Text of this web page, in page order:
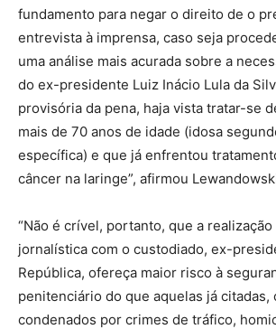
fundamento para negar o direito de o
entrevista à imprensa, caso seja
uma análise mais acurada sobre a
do ex-presidente Luiz Inácio Lula da
provisória da pena, haja vista tratar-se
mais de 70 anos de idade (idosa
específica) e que já enfrentou
câncer na laringe”, afirmou
“Não é crível, portanto, que a
jornalística com o custodiado, ex-
República, ofereça maior risco à
penitenciário do que aquelas já citadas,
condenados por crimes de tráfico,